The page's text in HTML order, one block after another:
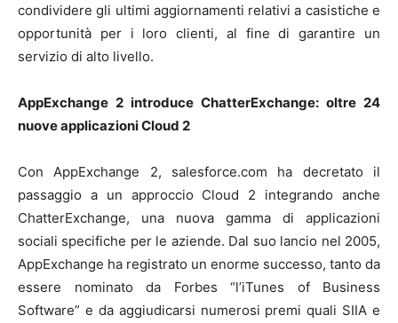
condividere gli ultimi aggiornamenti relativi a casistiche e
opportunità per i loro clienti, al fine di garantire un
servizio di alto livello.
AppExchange 2 introduce ChatterExchange: oltre 24
nuove applicazioni Cloud 2
Con AppExchange 2, salesforce.com ha decretato il
passaggio a un approccio Cloud 2 integrando anche
ChatterExchange, una nuova gamma di applicazioni
sociali specifiche per le aziende. Dal suo lancio nel 2005,
AppExchange ha registrato un enorme successo, tanto da
essere nominato da Forbes “l’iTunes of Business
Software” e da aggiudicarsi numerosi premi quali SIIA e